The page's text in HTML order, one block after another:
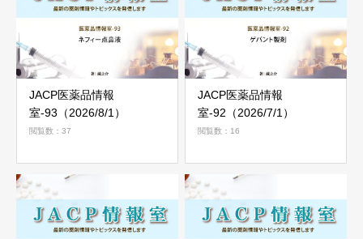
JACP医薬品情報
室-93（2026/8/1）
閲覧数：37
JACP医薬品情報
室-92（2026/7/1）
閲覧数：16